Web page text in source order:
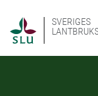
SVERIGES